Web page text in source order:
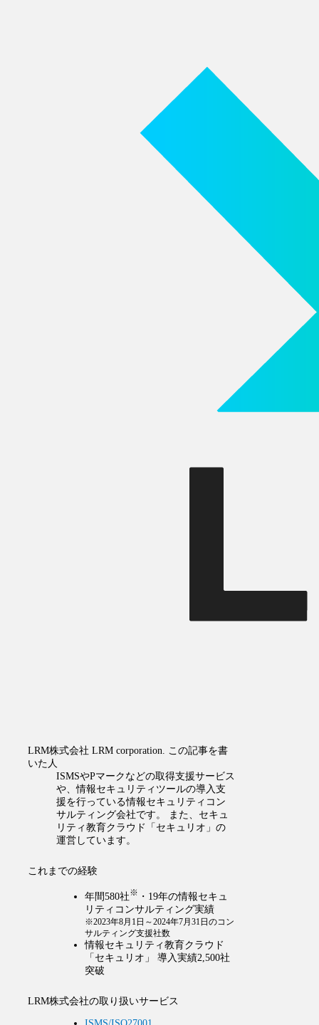
LRM株式会社 LRM corporation. この記事を書
いた人
ISMSやPマークなどの取得支援サービス
や、情報セキュリティツールの導入支
援を行っている情報セキュリティコン
サルティング会社です。 また、セキュ
リティ教育クラウド「セキュリオ」の
運営しています。
これまでの経験
年間580社※ ・19年の情報セキュ
リティコンサルティング実績
※2023年8月1日～2024年7月31日のコン
サルティング支援社数
情報セキュリティ教育クラウド
「セキュリオ」 導入実績2,500社
突破
LRM株式会社の取り扱いサービス